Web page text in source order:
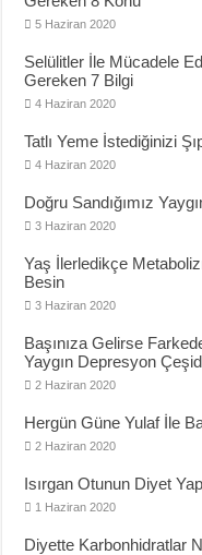
5 Haziran 2020
Selülitler İle Mücadele
Gereken 7 Bilgi
4 Haziran 2020
Tatlı Yeme İstediğinizi
4 Haziran 2020
Doğru Sandığımız
3 Haziran 2020
Yaş İlerledikçe
Besin
3 Haziran 2020
Başınıza Gelirse
Yaygın Depresyon
2 Haziran 2020
Hergün Güne Yulaf İle
2 Haziran 2020
Isırgan Otunun Diyet
1 Haziran 2020
Diyette Karbonhidratlar